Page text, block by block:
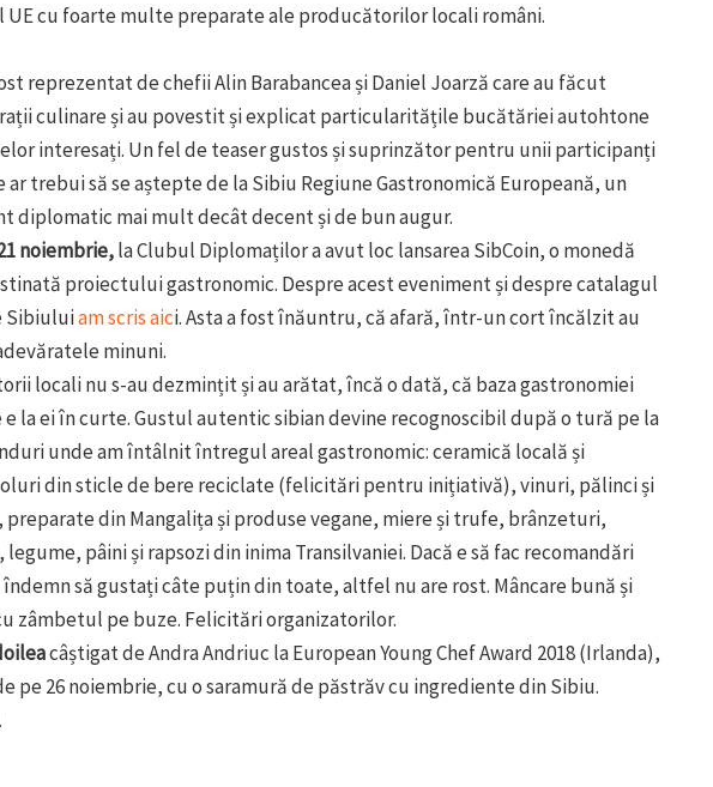
UE cu foarte multe preparate ale producătorilor locali români.
reprezentat de chefii Alin Barabancea și Daniel Joarză care au făcut
culinare și au povestit și explicat particularitățile bucătăriei autohtone
interesați. Un fel de teaser gustos și suprinzător pentru unii participanți
ar trebui să se aștepte de la Sibiu Regiune Gastronomică Europeană, un
diplomatic mai mult decât decent și de bun augur.
noiembrie,la Clubul Diplomaților a avut loc lansarea SibCoin, o monedă
proiectului gastronomic. Despre acest eveniment și despre catalagul
Sibiuluiam scris aici. Asta a fost înăuntru, că afară, într-un cort încălzit au
minuni.
locali nu s-au dezmințit și au arătat, încă o dată, că baza gastronomiei
e la ei în curte. Gustul autentic sibian devine recognoscibil după o tură pe la
unde am întâlnit întregul areal gastronomic: ceramică locală și
din sticle de bere reciclate (felicitări pentru inițiativă), vinuri, pălinci și
preparate din Mangalița și produse vegane, miere și trufe, brânzeturi,
pâini și rapsozi din inima Transilvaniei. Dacă e să fac recomandări
să gustați câte puțin din toate, altfel nu are rost. Mâncare bună și
zâmbetul pe buze. Felicitări organizatorilor.
câștigat de Andra Andriuc la European Young Chef Award 2018 (Irlanda),
pe 26 noiembrie, cu o saramură de păstrăv cu ingrediente din Sibiu.